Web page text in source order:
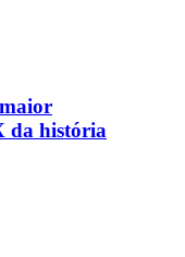
da história